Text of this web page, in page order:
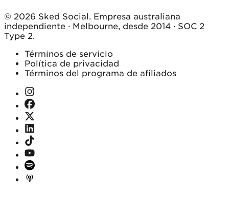
© 2026 Sked Social. Empresa australiana
independiente · Melbourne, desde 2014 · SOC 2
Type 2.
Términos de servicio
Política de privacidad
Términos del programa de afiliados